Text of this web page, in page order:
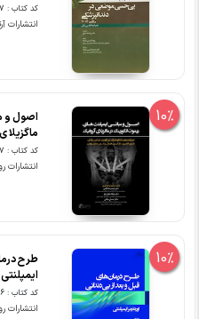
کد کتاب : 0030697
انتشارات
10%
اصول و
ماگزیلا
کد کتاب : 202307
انتشارات
10%
طرح
ایمپلنتی
کد کتاب : 202306
انتشارات